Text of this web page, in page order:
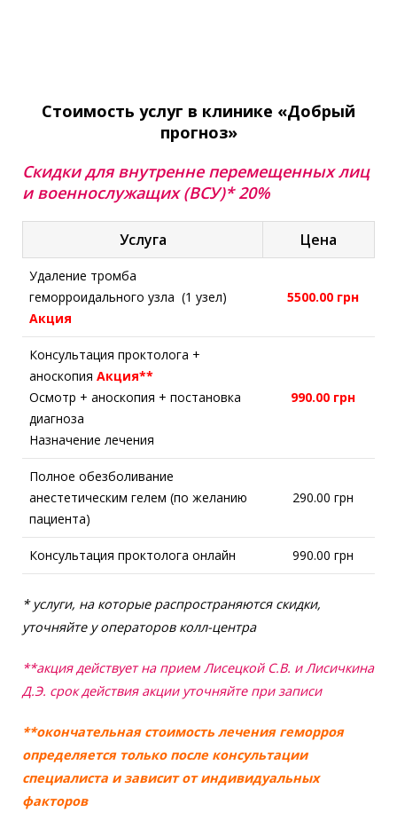
Стоимость услуг в клинике «Добрый
прогноз»
Скидки для внутренне перемещенных лиц
и военнослужащих (ВСУ)* 20%
Услуга Цена
Удаление тромба
геморроидального узла (1 узел)
Акция
5500.00 грн
Консультация проктолога +
аноскопия Акция**
Осмотр + аноскопия + постановка
диагноза
Назначение лечения
990.00 грн
Полное обезболивание
анестетическим гелем (по желанию
пациента)
290.00 грн
Консультация проктолога онлайн 990.00 грн
* услуги, на которые распространяются скидки,
уточняйте у операторов колл-центра
**акция действует на прием Лисецкой С.В. и Лисичкина
Д.Э. срок действия акции уточняйте при записи
**окончательная стоимость лечения геморроя
определяется только после консультации
специалиста и зависит от индивидуальных
факторов